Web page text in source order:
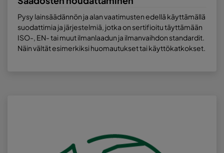
Pysy lainsäädännön ja alan vaatimusten edellä käyttämällä
suodattimia ja järjestelmiä, jotka on sertifioitu täyttämään
ISO-, EN- tai muut ilmanlaadun ja ilmanvaihdon standardit.
Näin vältät esimerkiksi huomautukset tai käyttökatkokset.